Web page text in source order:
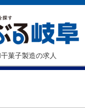
菓子製造の求人